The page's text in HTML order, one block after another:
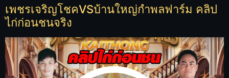
เพชรเจริญโชคVSบ้านใหญ่กำพลฟาร์ม คลิป
ไก่ก่อนชนจริง